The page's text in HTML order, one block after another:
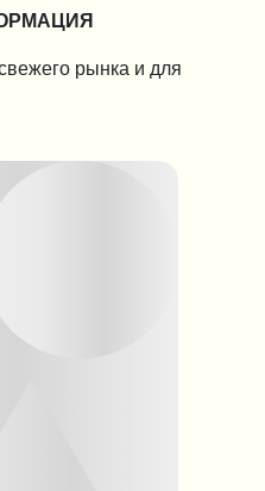
рынка и для